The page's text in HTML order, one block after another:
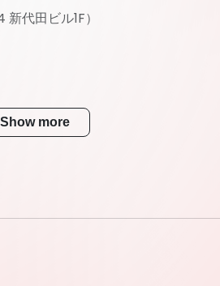
代⽥ビル1F）
Show more